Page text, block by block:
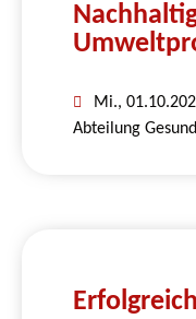
Mi.,
Abteilung